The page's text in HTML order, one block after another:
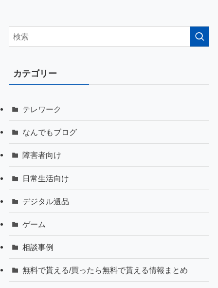
カテゴリー
テレワーク
なんでもブログ
障害者向け
日常生活向け
デジタル遺品
ゲーム
相談事例
無料で貰える/買ったら無料で貰える情報まとめ